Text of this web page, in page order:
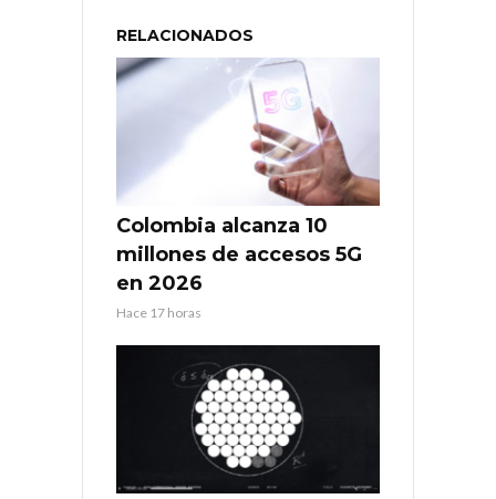
RELACIONADOS
Colombia alcanza 10
millones de accesos 5G
en 2026
Hace 17 horas